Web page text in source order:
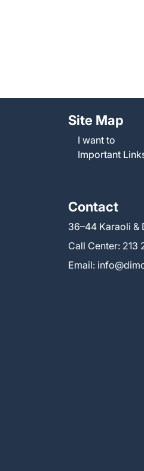
Site Map
I want to
Important
Contact
36–44 Karaoli &
Call Center: 213
Email: